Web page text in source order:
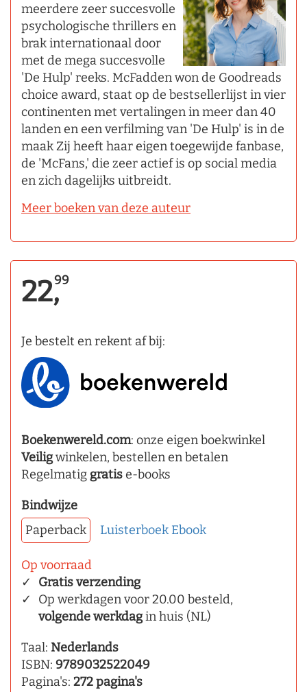
meerdere zeer succesvolle
psychologische thrillers en
brak internationaal door
met de mega succesvolle
'De Hulp' reeks. McFadden won de Goodreads
choice award, staat op de bestsellerlijst in vier
continenten met vertalingen in meer dan 40
landen en een verfilming van 'De Hulp' is in de
maak Zij heeft haar eigen toegewijde fanbase,
de 'McFans,' die zeer actief is op social media
en zich dagelijks uitbreidt.
Meer boeken van deze auteur
22,99
Je bestelt en rekent af bij:
Boekenwereld.com: onze eigen boekwinkel
Veiligwinkelen, bestellen en betalen
Regelmatig gratise-books
Bindwijze
Paperback
Luisterboek Ebook
Op voorraad
Gratis verzending
Op werkdagen voor 20.00 besteld,
volgende werkdagin huis (NL)
Taal: Nederlands
ISBN: 9789032522049
Pagina's: 272 pagina's